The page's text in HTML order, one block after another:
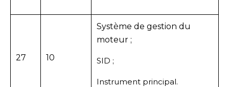
27 10
Système de gestion du
moteur ;
SID ;
Instrument principal.